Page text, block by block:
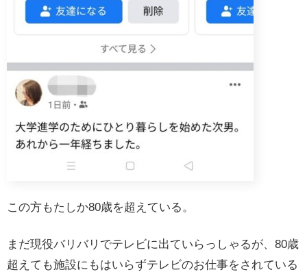
この方もたしか80歳を超えている。
まだ現役バリバリでテレビに出ていらっしゃるが、80歳
超えても施設にもはいらずテレビのお仕事をされている